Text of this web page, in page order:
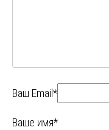
Ваш Email*
Ваше имя*